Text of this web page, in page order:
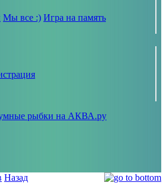
Мы все :) Игра на память
Назад